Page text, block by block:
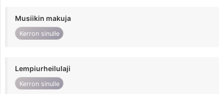
Musiikin makuja
Kerron sinulle
Lempiurheilulaji
Kerron sinulle